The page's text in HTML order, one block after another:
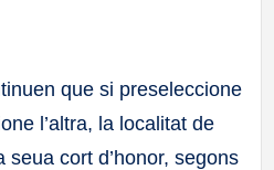
que si preseleccione
l’altra, la localitat de
seua cort d’honor, segons